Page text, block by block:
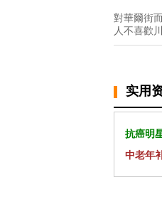
對華爾街
人不喜歡
实用
抗癌明
中老年